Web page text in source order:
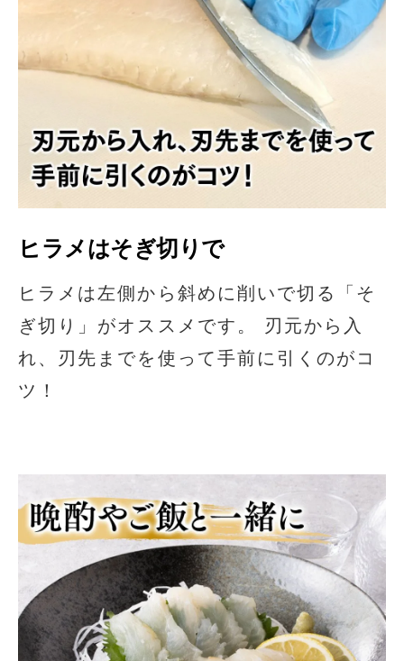
ヒラメはそぎ切りで
ヒラメは左側から斜めに削いで切る「そ
ぎ切り」がオススメです。 刃元から入
れ、刃先までを使って手前に引くのがコ
ツ！